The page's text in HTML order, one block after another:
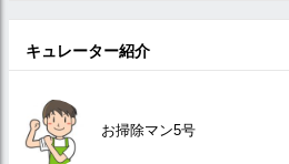
キュレーター紹介
お掃除マン5号